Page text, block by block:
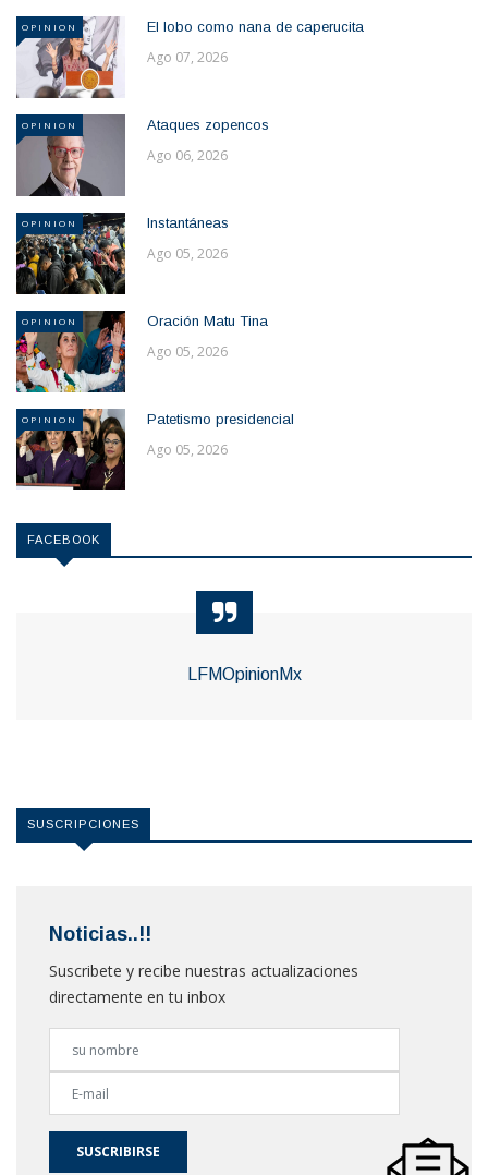
OPINION El lobo como nana de caperucita
Ago 07, 2026
OPINION Ataques zopencos
Ago 06, 2026
OPINION Instantáneas
Ago 05, 2026
OPINION Oración Matu Tina
Ago 05, 2026
OPINION Patetismo presidencial
Ago 05, 2026
FACEBOOK
LFMOpinionMx
SUSCRIPCIONES
Noticias..!!
Suscribete y recibe nuestras actualizaciones
directamente en tu inbox
SUSCRIBIRSE